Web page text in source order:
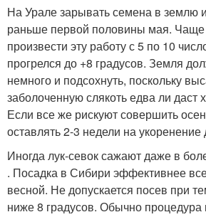
На Урале зарывать семена в землю
раньше первой половины мая. Чаще
произвести эту работу с 5 по 10
прогрелся до +8 градусов. Земля
немного и подсохнуть, поскольку
заболоченную слякоть едва ли даст
Если все же рискуют совершить
оставлять 2-3 недели на укоренение
Иногда лук-севок сажают даже в
. Посадка в Сибири эффективнее
весной. Не допускается посев при
ниже 8 градусов. Обычно процедура